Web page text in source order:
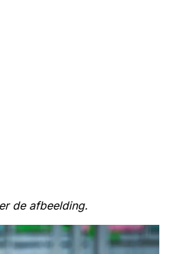
de afbeelding.